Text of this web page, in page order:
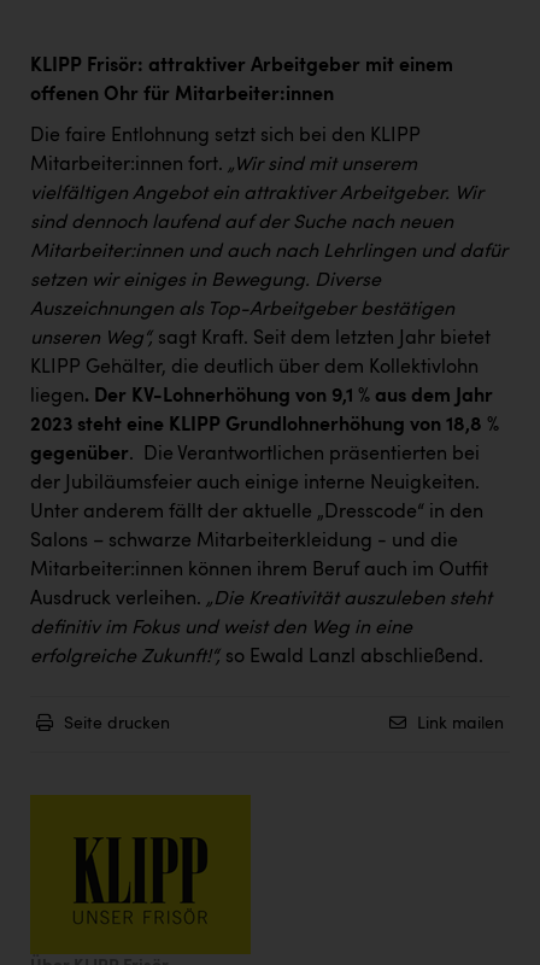
KLIPP Frisör: attraktiver Arbeitgeber mit einem
offenen Ohr für Mitarbeiter:innen
Die faire Entlohnung setzt sich bei den KLIPP
Mitarbeiter:innen fort. „Wir sind mit unserem
vielfältigen Angebot ein attraktiver Arbeitgeber. Wir
sind dennoch laufend auf der Suche nach neuen
Mitarbeiter:innen und auch nach Lehrlingen und dafür
setzen wir einiges in Bewegung. Diverse
Auszeichnungen als Top-Arbeitgeber bestätigen
unseren Weg“, sagt Kraft. Seit dem letzten Jahr bietet
KLIPP Gehälter, die deutlich über dem Kollektivlohn
liegen. Der KV-Lohnerhöhung von 9,1 % aus dem Jahr
2023 steht eine KLIPP Grundlohnerhöhung von 18,8 %
gegenüber. Die Verantwortlichen präsentierten bei
der Jubiläumsfeier auch einige interne Neuigkeiten.
Unter anderem fällt der aktuelle „Dresscode“ in den
Salons – schwarze Mitarbeiterkleidung - und die
Mitarbeiter:innen können ihrem Beruf auch im Outfit
Ausdruck verleihen. „Die Kreativität auszuleben steht
definitiv im Fokus und weist den Weg in eine
erfolgreiche Zukunft!“, so Ewald Lanzl abschließend.
Seite drucken Link mailen